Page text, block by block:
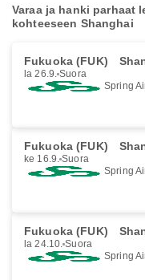
Varaa ja hanki parhaat
kohteeseen Shanghai
Fukuoka (FUK)
la 26.9. Suora
Spring
Fukuoka (FUK)
ke 16.9. Suora
Spring
Fukuoka (FUK)
la 24.10. Suora
Spring